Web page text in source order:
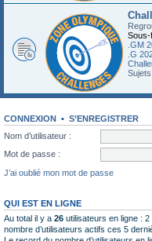
Sous-
.GM
.G
Sujets
CONNEXION • S’ENREGISTRER
Nom d’utilisateur :
Mot de passe :
J’ai oublié mon mot de passe
QUI EST EN LIGNE
Au total il y a 26 utilisateurs en ligne :
nombre d’utilisateurs actifs ces 5